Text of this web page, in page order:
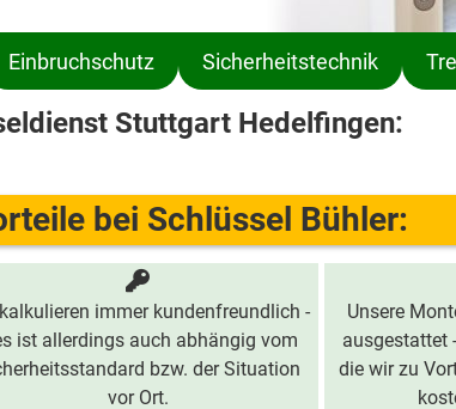
Einbruchschutz Sicherheitstechnik
Stuttgart Hedelfingen:
bei Schlüssel Bühler:
immer kundenfreundlich -
ist allerdings auch abhängig vom
bzw. der Situation
vor Ort.
Unsere
ausgestattet
die wir zu